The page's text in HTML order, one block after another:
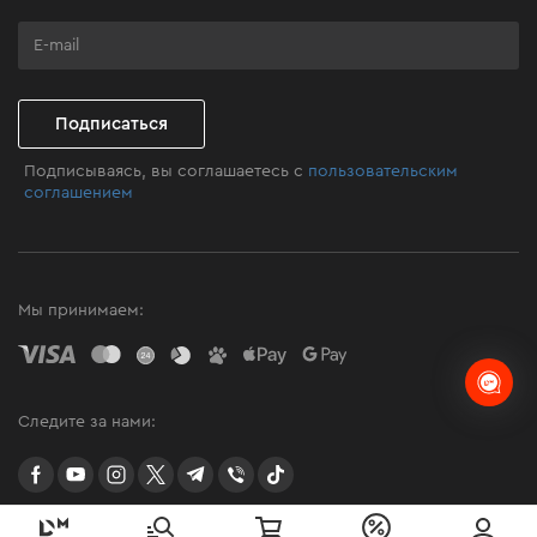
Клуб мастерства
Подписаться
Подписываясь, вы соглашаетесь с пользовательским
соглашением
Мы принимаем:
Следите за нами:
facebookyoutubeinstagramtwittertelegram
Viber TikTok